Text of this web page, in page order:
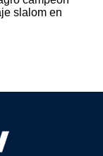
slalom en